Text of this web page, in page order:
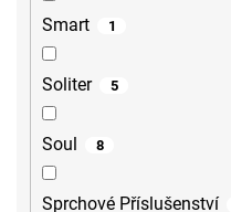
Smart 1
Soliter 5
Soul 8
Sprchové Příslušenství